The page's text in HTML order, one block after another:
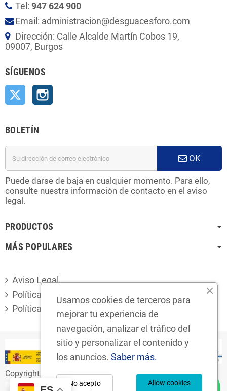
Tel: 947 624 900
Email: administracion@desguacesforo.com
Dirección: Calle Alcalde Martín Cobos 19,
09007, Burgos
SÍGUENOS
Twitter
BOLETÍN
OK
Puede darse de baja en cualquier momento. Para ello,
consulte nuestra información de contacto en el aviso
legal.
PRODUCTOS
MÁS POPULARES
Aviso Legal
Política de privacidad
Política de cookies
Copyright © 2024Desguaces Foro S.L.
Usamos cookies de terceros para
mejorar tu experiencia de
navegación, analizar el tráfico del
sitio y personalizar el contenido y
los anuncios. Saber más.
Allow cookies
No acepto